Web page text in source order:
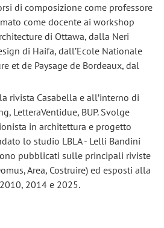
di composizione come professore
come docente ai workshop
di Ottawa, dalla Neri
di Haifa, dall’Ecole Nationale
et de Paysage de Bordeaux, dal
rivista Casabella e all’interno di
LetteraVentidue, BUP. Svolge
in architettura e progetto
lo studio LBLA - Lelli Bandini
pubblicati sulle principali riviste
Area, Costruire) ed esposti alla
2014 e 2025.